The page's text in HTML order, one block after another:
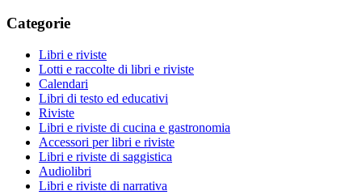
Categorie
Libri e riviste
Lotti e raccolte di libri e riviste
Calendari
Libri di testo ed educativi
Riviste
Libri e riviste di cucina e gastronomia
Accessori per libri e riviste
Libri e riviste di saggistica
Audiolibri
Libri e riviste di narrativa